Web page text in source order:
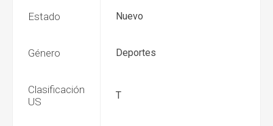
Estado Nuevo
Género Deportes
Clasificación
US
T